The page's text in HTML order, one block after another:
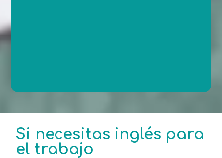
Si necesitas inglés para
el trabajo